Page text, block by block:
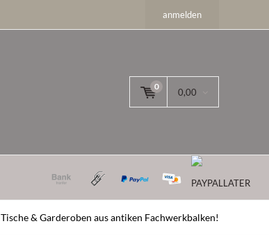
anmelden
0
0,00
Tische & Garderoben aus antiken Fachwerkbalken!